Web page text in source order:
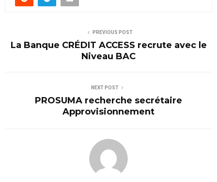
PREVIOUS POST
La Banque CRÉDIT ACCESS recrute avec le
Niveau BAC
NEXT POST
PROSUMA recherche secrétaire
Approvisionnement